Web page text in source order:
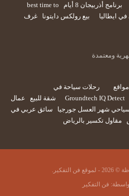
برنامج أذربيجان 8 أيام
best time to
ايطاليا بيع رولكس دايتونا
غرف
ومعتمدة
رحلات سياحة في
Groundtech IQ Detect شقة للبيع
عمال
سياحي شهر العسل جورجيا
سائق عربي في
مقاول تكسير بالرياض
التفكير.
فن التفكير